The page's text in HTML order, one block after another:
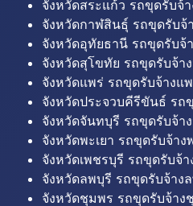
จังหวัดสระแก้ว รถขุดรับจ้
จังหวัดกาฬสินธุ์ รถขุดรับ
จังหวัดอุทัยธานี รถขุดรับจ้
จังหวัดสุโขทัย รถขุดรับจ้า
จังหวัดแพร่ รถขุดรับจ้างแ
จังหวัดประจวบคีรีขันธ์ รถ
จังหวัดจันทบุรี รถขุดรับจ้า
จังหวัดพะเยา รถขุดรับจ้าง
จังหวัดเพชรบุรี รถขุดรับจ้
จังหวัดลพบุรี รถขุดรับจ้าง
จังหวัดชุมพร รถขุดรับจ้า